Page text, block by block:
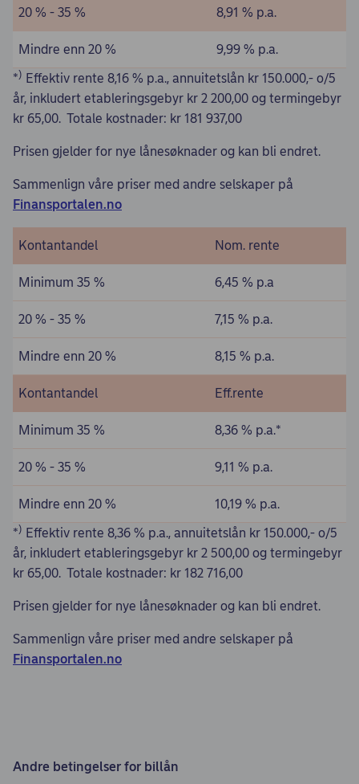
20 % - 35 % 8,91 % p.a.
Mindre enn 20 %
9,99 % p.a.
*) Effektiv rente 8,16 % p.a., annuitetslån kr 150.000,- o/5
år, inkludert etableringsgebyr kr 2 200,00 og termingebyr
kr 65,00. Totale kostnader: kr 181 937,00
Prisen gjelder for nye lånesøknader og kan bli endret.
Sammenlign våre priser med andre selskaper på
Finansportalen.no
Kontantandel Nom. rente
Minimum 35 % 6,45 % p.a
20 % - 35 % 7,15 % p.a.
Mindre enn 20 % 8,15 % p.a.
Kontantandel Eff.rente
Minimum 35 % 8,36 % p.a.*
20 % - 35 % 9,11 % p.a.
Mindre enn 20 %
10,19 % p.a.
*) Effektiv rente 8,36 % p.a., annuitetslån kr 150.000,- o/5
år, inkludert etableringsgebyr kr 2 500,00 og termingebyr
kr 65,00. Totale kostnader: kr 182 716,00
Prisen gjelder for nye lånesøknader og kan bli endret.
Sammenlign våre priser med andre selskaper på
Finansportalen.no
Andre betingelser for billån